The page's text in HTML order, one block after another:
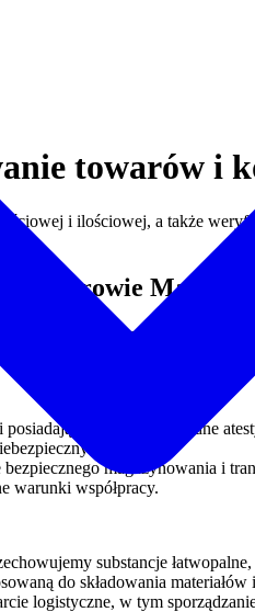
towarów
i ilościowej, a także
Ożarowie
niebezpiecznych.
wszystkie niezbędne
magazynowania i
warunki współpracy.
substancje
do składowania
logistyczne, w tym